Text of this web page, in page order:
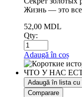
Жизнь — это
52,00 MDL
Qty:
Adaugă în coș
Adaugă în lista cu
Comparare